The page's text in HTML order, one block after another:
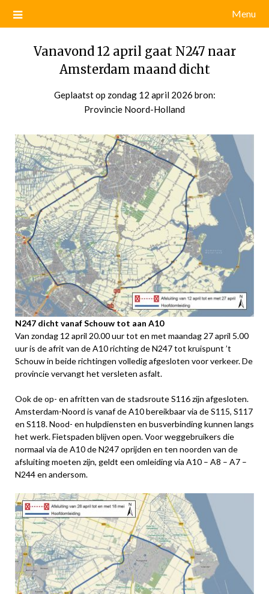
Menu
Vanavond 12 april gaat N247 naar
Amsterdam maand dicht
Geplaatst op zondag 12 april 2026 door
bron:
Provincie Noord-Holland
N247 dicht vanaf Schouw tot aan A10
Van zondag 12 april 20.00 uur tot en met maandag 27 april 5.00
uur is de afrit van de A10 richting de N247 tot kruispunt ’t
Schouw in beide richtingen volledig afgesloten voor verkeer. De
provincie vervangt het versleten asfalt.
Ook de op- en afritten van de stadsroute S116 zijn afgesloten.
Amsterdam-Noord is vanaf de A10 bereikbaar via de S115, S117
en S118. Nood- en hulpdiensten en busverbinding kunnen langs
het werk. Fietspaden blijven open. Voor weggebruikers die
normaal via de A10 de N247 oprijden en ten noorden van de
afsluiting moeten zijn, geldt een omleiding via A10 – A8 – A7 –
N244 en andersom.